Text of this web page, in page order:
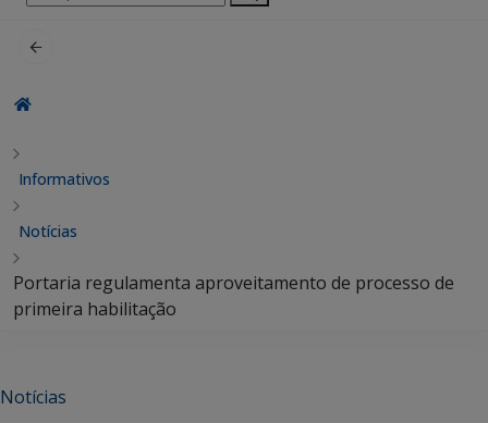
por:
Informativos
Notícias
Portaria regulamenta aproveitamento de processo de
primeira habilitação
Notícias